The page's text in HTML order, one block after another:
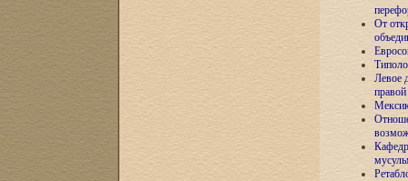
От
Левое